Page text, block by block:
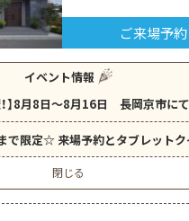
ご来場予約
イベント情報
閉じる